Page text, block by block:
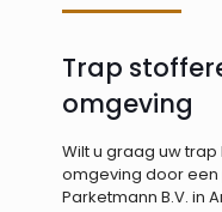
Trap
omgeving
Wilt u graag uw
omgeving door een
Parketmann B.V. in